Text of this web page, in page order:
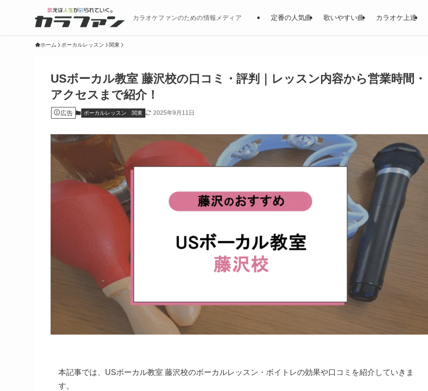
カラオケファンのための情報メディア 定番の人気曲 歌いやすい曲 カラオケ上達
ホーム ボーカルレッスン 関東
USボーカル教室 藤沢校の口コミ・評判｜レッスン内容から営業時間・
アクセスまで紹介！
広告 ボーカルレッスン 関東 2025年9月11日
本記事では、USボーカル教室 藤沢校のボーカルレッスン・ボイトレの効果や口コミを紹介していきま
す。